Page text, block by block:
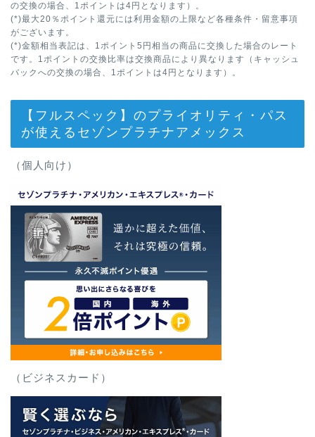
の交換の場合、1ポイントは4円となります）。
(*)最大20％ポイント還元には利用金額の上限など各種条件・留意事項
がございます。
(*)金額相当表記は、1ポイント5円相当の商品に交換した場合のレート
です。1ポイントの交換比率は交換商品により異なります（キャッシュ
バックへの交換の場合、1ポイントは4円となります）。
【フルスペック】のプライオリティ・パス
が使えるセゾンプラチナアメックス
（個人向け）
（ビジネスカード）